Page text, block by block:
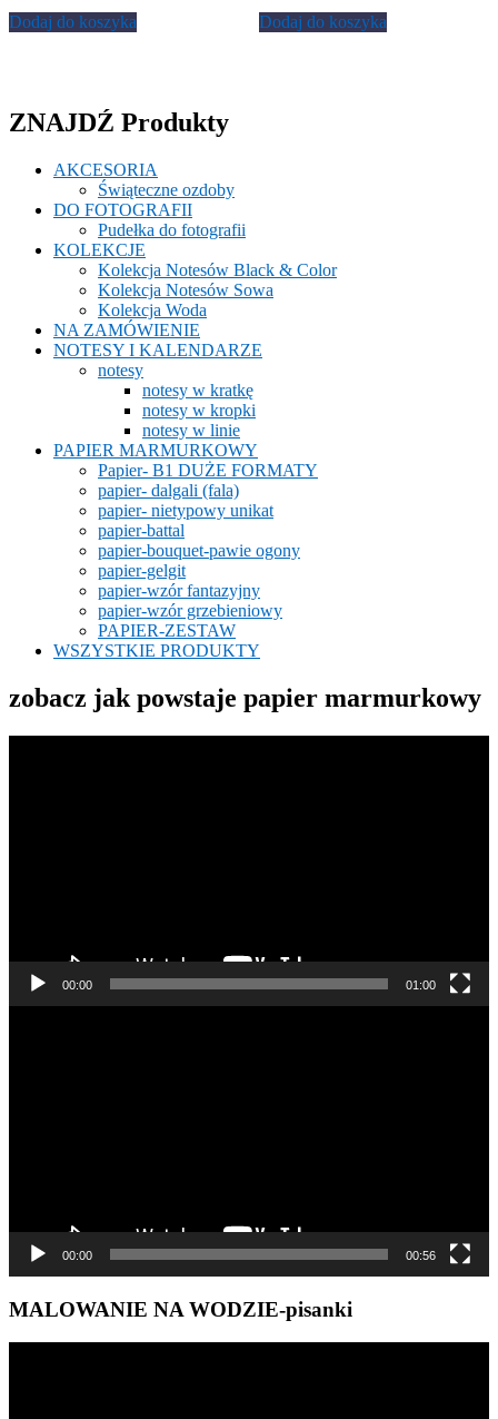
Dodaj do koszyka Dodaj do koszyka
ZNAJDŹ Produkty
AKCESORIA
Świąteczne ozdoby
DO FOTOGRAFII
Pudełka do fotografii
KOLEKCJE
Kolekcja Notesów Black & Color
Kolekcja Notesów Sowa
Kolekcja Woda
NA ZAMÓWIENIE
NOTESY I KALENDARZE
notesy
notesy w kratkę
notesy w kropki
notesy w linie
PAPIER MARMURKOWY
Papier- B1 DUŻE FORMATY
papier- dalgali (fala)
papier- nietypowy unikat
papier-battal
papier-bouquet-pawie ogony
papier-gelgit
papier-wzór fantazyjny
papier-wzór grzebieniowy
PAPIER-ZESTAW
WSZYSTKIE PRODUKTY
zobacz jak powstaje papier marmurkowy
00:00 01:00
00:00 00:56
MALOWANIE NA WODZIE-pisanki